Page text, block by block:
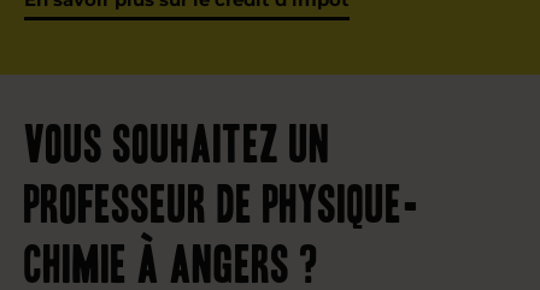
Vous souhaitez un
professeur de physique-
chimie à Angers ?